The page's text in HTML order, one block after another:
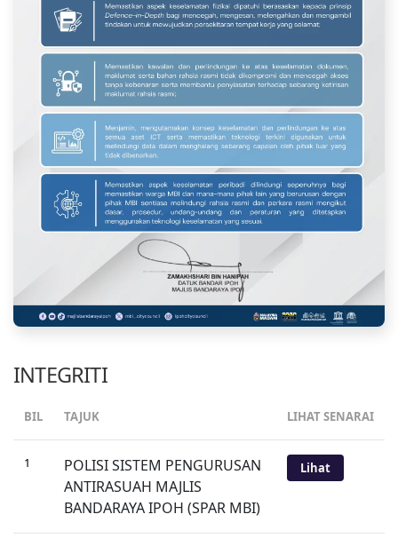
INTEGRITI
BIL TAJUK LIHAT SENARAI
1
POLISI SISTEM PENGURUSAN
ANTIRASUAH MAJLIS
BANDARAYA IPOH (SPAR MBI)
Lihat